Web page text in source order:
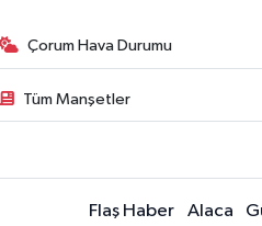
Çorum Hava Durumu
Tüm Manşetler
Flaş Haber Alaca